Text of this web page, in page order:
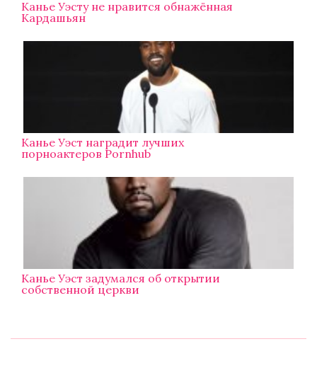
Канье Уэсту не нравится обнажённая
Кардашьян
Канье Уэст наградит лучших
порноактеров Pornhub
Канье Уэст задумался об открытии
собственной церкви